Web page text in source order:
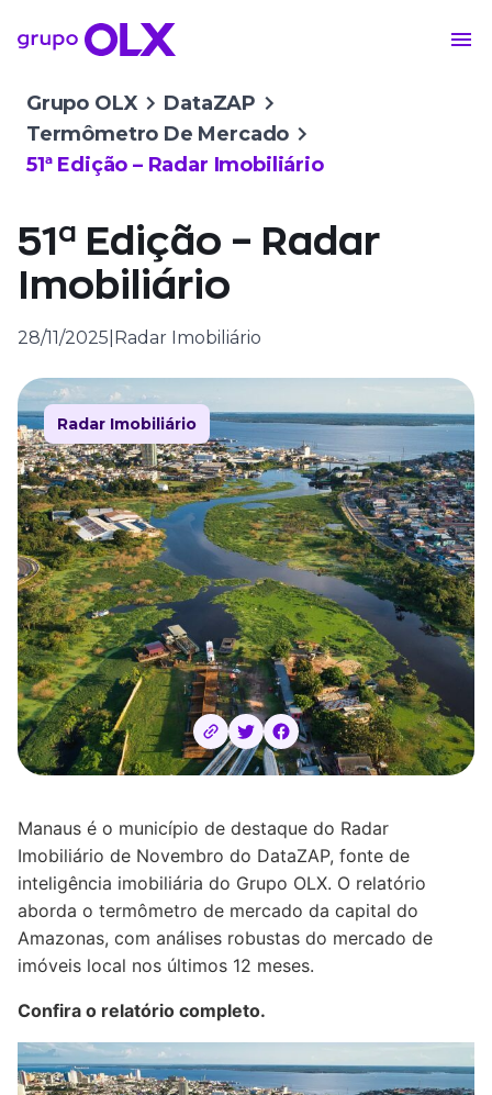
Grupo OLX
DataZAP
Termômetro De Mercado
51ª Edição – Radar Imobiliário
51ª Edição – Radar
Imobiliário
28/11/2025 Radar Imobiliário
Radar Imobiliário
Manaus é o município de destaque do Radar
Imobiliário de Novembro do DataZAP, fonte de
inteligência imobiliária do Grupo OLX. O relatório
aborda o termômetro de mercado da capital do
Amazonas, com análises robustas do mercado de
imóveis local nos últimos 12 meses.
Confira o relatório completo.